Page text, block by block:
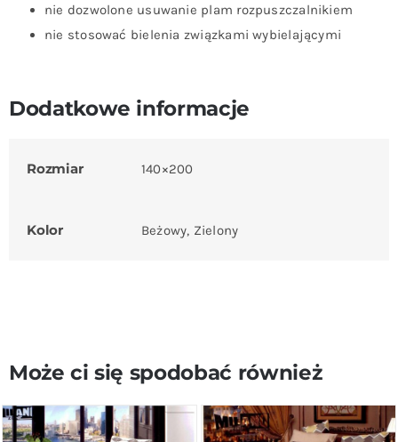
nie dozwolone usuwanie plam rozpuszczalnikiem
nie stosować bielenia związkami wybielającymi
Dodatkowe informacje
Rozmiar 140×200
Kolor Beżowy, Zielony
Może ci się spodobać również